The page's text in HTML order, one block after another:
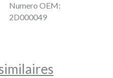
Numero OEM:
2D000049